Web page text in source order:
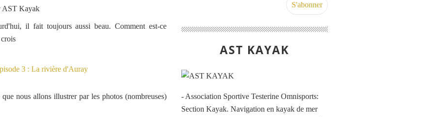
AST Kayak
il fait toujours aussi beau. Comment est-ce
nous allons illustrer par les photos (nombreuses)
AST KAYAK
- Association Sportive Testerine Omnisports:
Section Kayak. Navigation en kayak de mer